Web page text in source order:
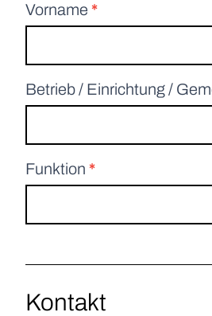
Vorname *
Betrieb / Einrichtung /
Funktion *
Kontakt